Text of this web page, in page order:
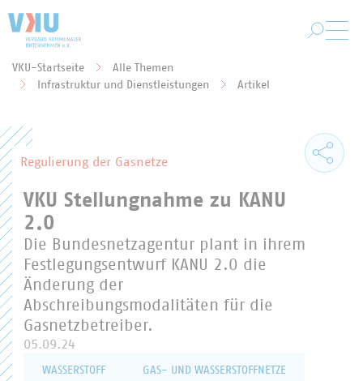
Sie befinden sich hier:
VKU-Startseite
Alle Themen
Infrastruktur und Dienstleistungen
Artikel
Regulierung der Gasnetze
VKU Stellungnahme zu KANU
2.0
Die Bundesnetzagentur plant in ihrem
Festlegungsentwurf KANU 2.0 die
Änderung der
Abschreibungsmodalitäten für die
Gasnetzbetreiber.
05.09.24
WASSERSTOFF GAS- UND WASSERSTOFFNETZE